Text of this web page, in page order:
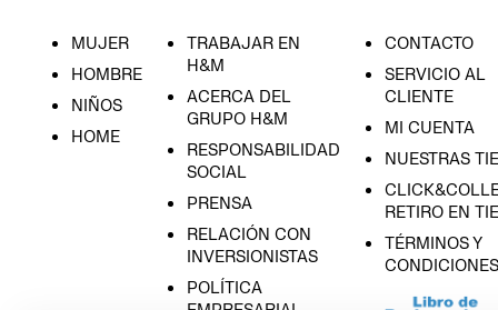
MUJER
HOMBRE
NIÑOS
HOME
TRABAJAR EN
H&M
ACERCA DEL
GRUPO H&M
RESPONSABILIDAD
SOCIAL
PRENSA
RELACIÓN CON
INVERSIONISTAS
POLÍTICA
CONTACTO
SERVICIO AL
CLIENTE
MI CUENTA
NUESTRAS
RETIRO EN
TÉRMINOS Y
CONDICIONES